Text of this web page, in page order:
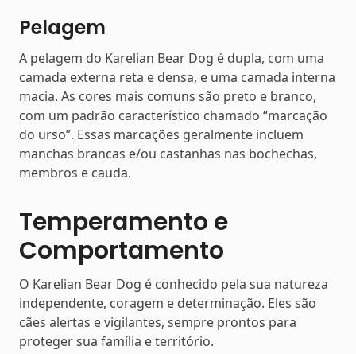
Pelagem
A pelagem do Karelian Bear Dog é dupla, com uma
camada externa reta e densa, e uma camada interna
macia. As cores mais comuns são preto e branco,
com um padrão característico chamado “marcação
do urso”. Essas marcações geralmente incluem
manchas brancas e/ou castanhas nas bochechas,
membros e cauda.
Temperamento e
Comportamento
O Karelian Bear Dog é conhecido pela sua natureza
independente, coragem e determinação. Eles são
cães alertas e vigilantes, sempre prontos para
proteger sua família e território.